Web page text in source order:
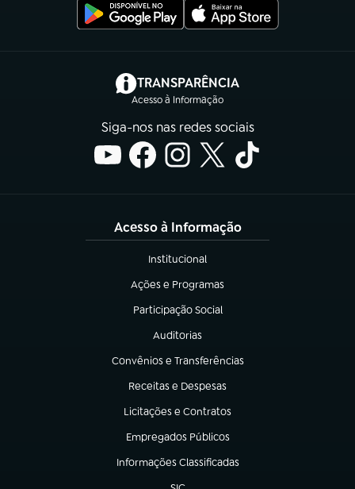
TRANSPARÊNCIA
Acesso à Informação
(abre em nova aba)
Siga-nos nas redes sociais
Acesso à Informação
Institucional
(abre em nova aba)
Ações e Programas
(abre em nova aba)
Participação Social
(abre em nova aba)
Auditorias
(abre em nova aba)
Convênios e Transferências
(abre em nova aba)
Receitas e Despesas
(abre em nova aba)
Licitações e Contratos
(abre em nova aba)
Empregados Públicos
(abre em nova aba)
Informações Classificadas
(abre em nova aba)